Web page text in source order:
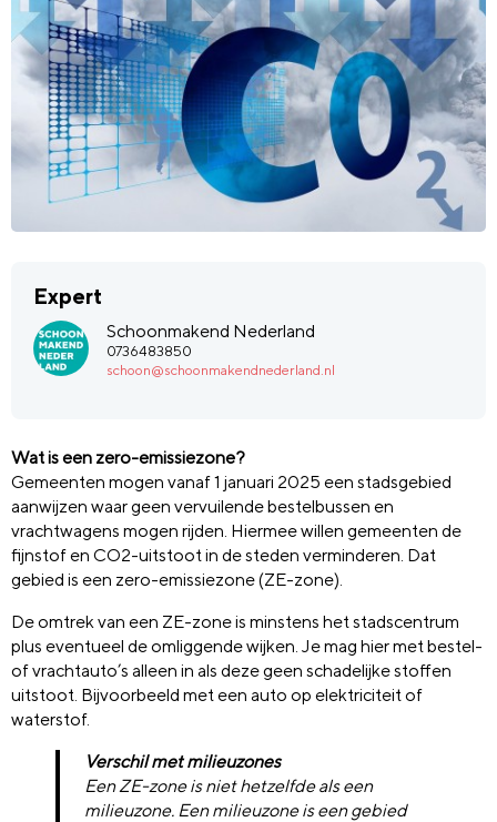
Expert
Schoonmakend Nederland
0736483850
schoon@schoonmakendnederland.nl
Wat is een zero-emissiezone?
Gemeenten mogen vanaf 1 januari 2025 een stadsgebied
aanwijzen waar geen vervuilende bestelbussen en
vrachtwagens mogen rijden. Hiermee willen gemeenten de
fijnstof en CO2-uitstoot in de steden verminderen. Dat
gebied is een zero-emissiezone (ZE-zone).
De omtrek van een ZE-zone is minstens het stadscentrum
plus eventueel de omliggende wijken. Je mag hier met bestel-
of vrachtauto’s alleen in als deze geen schadelijke stoffen
uitstoot. Bijvoorbeeld met een auto op elektriciteit of
waterstof.
Verschil met milieuzones
Een ZE-zone is niet hetzelfde als een
milieuzone. Een milieuzone is een gebied